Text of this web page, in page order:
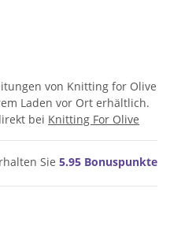
von Knitting for Olive
Laden vor Ort erhältlich.
bei Knitting For Olive
Sie 5.95 Bonuspunkte